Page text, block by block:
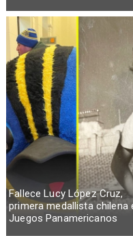
Fallece Lucy López Cruz,
primera medallista chilena
Juegos Panamericanos